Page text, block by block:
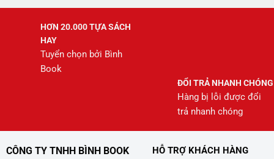
HƠN 20.000 TỰA SÁCH
HAY
Tuyển chọn bởi Bình
Book
ĐỔI TRẢ NHANH CHÓNG
Hàng bị lỗi được đổi
trả nhanh chóng
CÔNG TY TNHH BÌNH BOOK
HỖ TRỢ KHÁCH HÀNG